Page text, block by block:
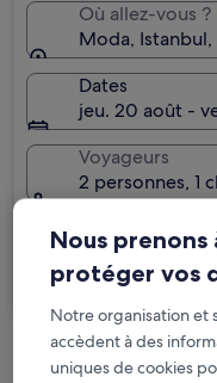
Où allez-vous ?
Moda,
Dates
jeu. 20 août -
Voyageurs
2 personnes, 1
Je voyage pour affaires
Options
Nous prenons
protéger vos
Notre organisation et
accèdent à des
uniques de cookies